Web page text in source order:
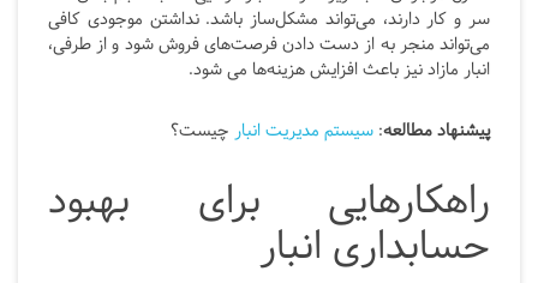
سر و کار دارند، می‌تواند مشکل‌ساز باشد. نداشتن موجودی کافی
می‌تواند منجر به از دست دادن فرصت‌های فروش شود و از طرفی،
انبار مازاد نیز باعث افزایش هزینه‌ها می شود.
پیشنهاد مطالعه: سیستم مدیریت انبار چیست؟
راهکارهایی برای بهبود
حسابداری انبار